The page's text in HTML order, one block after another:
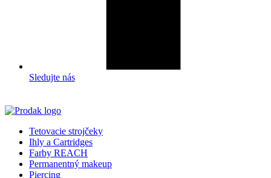
Sledujte nás
Tetovacie strojčeky
Ihly a Cartridges
Farby REACH
Permanentný makeup
Piercing